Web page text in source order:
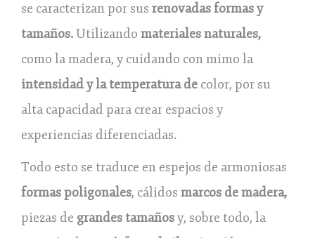
se caracterizan por sus renovadas formas y
tamaños.Utilizando materiales naturales,
como la madera, y cuidando con mimo la
intensidad y la temperatura de color, por su
alta capacidad para crear espacios y
experiencias diferenciadas.
Todo esto se traduce en espejos de armoniosas
formas poligonales, cálidos marcos de madera,
piezas de grandes tamañosy, sobre todo, la